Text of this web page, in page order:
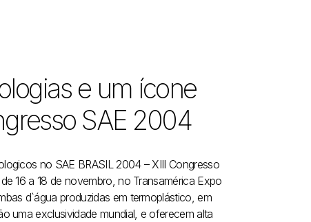
e um ícone
SAE 2004
no SAE BRASIL 2004 – XIII Congresso
16 a 18 de novembro, no Transamérica Expo
d`água produzidas em termoplástico, em
uma exclusividade mundial, e oferecem alta